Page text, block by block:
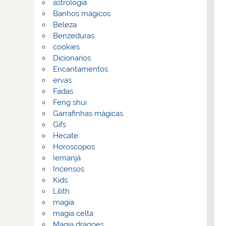
astrologia
Banhos mágicos
Beleza
Benzeduras
cookies
Dicionarios
Encantamentos
ervas
Fadas
Feng shui
Garrafinhas mágicas
Gifs
Hecate
Horoscopos
Iemanjá
Incensos
Kids
Lilith
magia
magia celta